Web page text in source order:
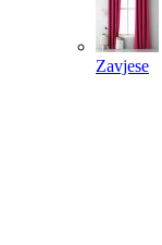
Zavjese